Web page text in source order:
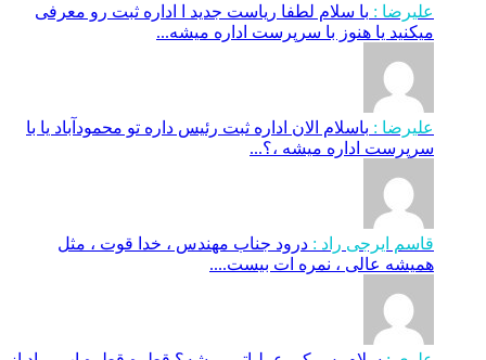
علیرضا : با سلام لطفا ریاست جدید ا اداره ثبت‌ رو معرفی
میکنید یا هنوز با سرپرست اداره‌ میشه...
علیرضا : باسلام الان اداره ثبت رئیس داره تو محمودآباد یا با
سرپرست اداره میشه ،؟...
قاسم ایرجی راد : درود جناب مهندس ، خدا قوت ، مثل
همیشه عالی ، نمره ات بیست....